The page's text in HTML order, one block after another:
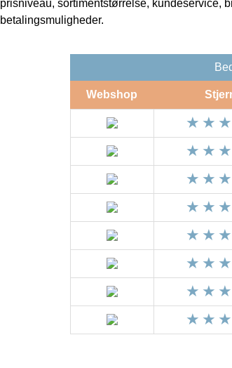
prisniveau, sortimentstørrelse, kundeservice,
betalingsmuligheder.
Webshop